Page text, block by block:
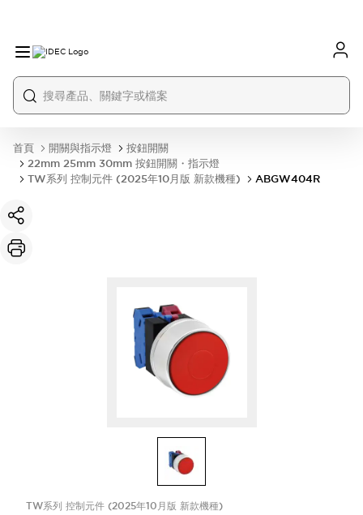
首頁 開關與指示燈
按鈕開關
22mm 25mm 30mm 按鈕開關・指示燈
TW系列 控制元件 (2025年10月版 新款機種)
ABGW404R
TW系列 控制元件 (2025年10月版 新款機種)